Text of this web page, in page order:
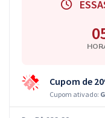
Cupom de
Cupom ativado: